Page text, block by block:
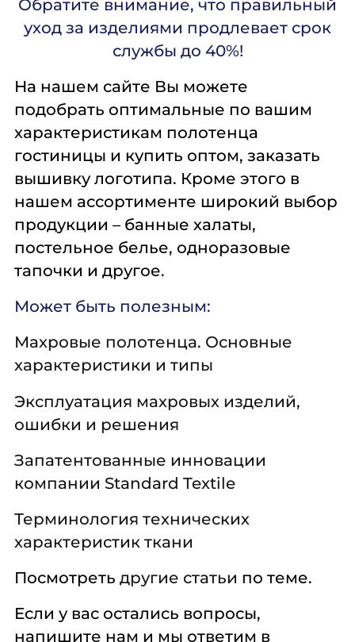
Обратите внимание, что правильный
уход за изделиями продлевает срок
службы до 40%!
На нашем сайте Вы можете
подобрать оптимальные по вашим
характеристикам полотенца
гостиницы и купить оптом, заказать
вышивку логотипа. Кроме этого в
нашем ассортименте широкий выбор
продукции – банные халаты,
постельное белье, одноразовые
тапочки и другое.
Может быть полезным:
Махровые полотенца. Основные
характеристики и типы
Эксплуатация махровых изделий,
ошибки и решения
Запатентованные инновации
компании Standard Textile
Терминология технических
характеристик ткани
Посмотретьдругие статьи по теме.
Если у вас остались вопросы,
напишите нам и мы ответим в